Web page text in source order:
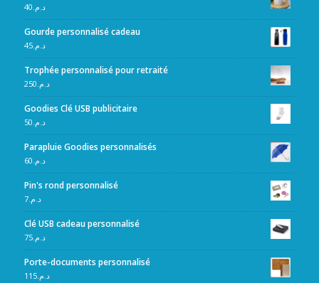
د.م. 40
Gourde personnalisé cadeau
د.م.45
Trophée personnalisé pour retraité
د.م. 250
Goodies Clé USB publicitaire
د.م. 50
Parapluie Goodies personnalisés
د.م. 60
Pin's rond personnalisé
د.م.7
Clé USB cadeau personnalisé
د.م.75
Porte-documents personnalisé
د.م.115